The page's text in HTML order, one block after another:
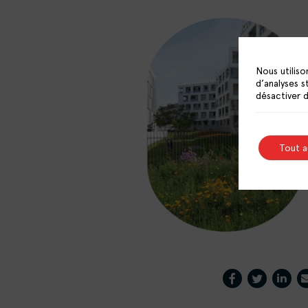
Nous
d’analyses
désactiver
Tout